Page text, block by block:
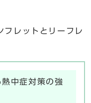
レットとリーフレ
中症対策の強